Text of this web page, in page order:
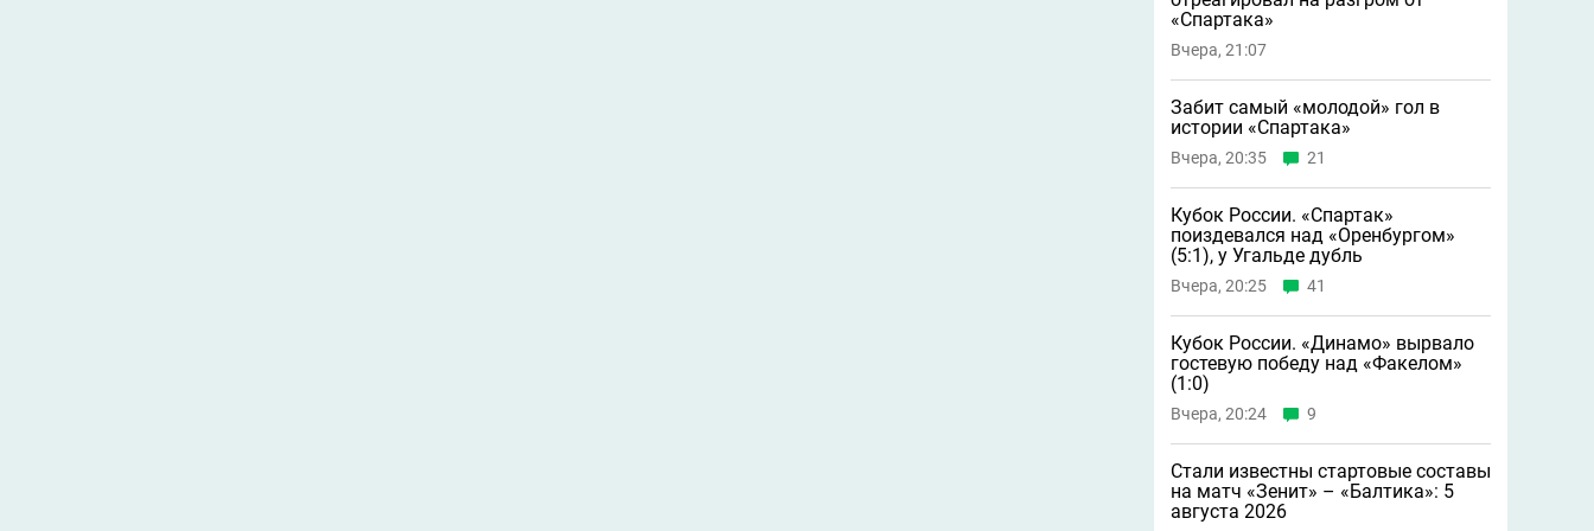
«Спартака»
Вчера, 21:07
Забит самый «молодой» гол в
истории «Спартака»
Вчера, 20:35 21
Кубок России. «Спартак»
поиздевался над «Оренбургом»
(5:1), у Угальде дубль
Вчера, 20:25 41
Кубок России. «Динамо» вырвало
гостевую победу над «Факелом»
(1:0)
Вчера, 20:24 9
Стали известны стартовые составы
на матч «Зенит» – «Балтика»: 5
августа 2026